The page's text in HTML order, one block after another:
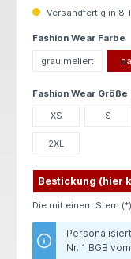
Versandfertig in 8
Fashion Wear Farbe
grau meliert
Fashion Wear Größe
XS S
2XL
Bestickung (hier
Die mit einem Stern
Nr. 1 BGB